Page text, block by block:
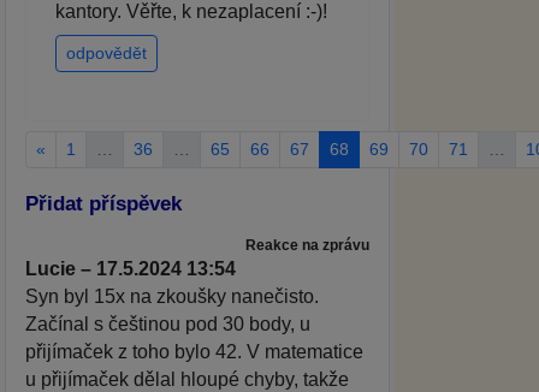
kantory. Věřte, k nezaplacení :-)!
odpovědět
« 1 36 65 66 67 68 69 70 71
Přidat příspěvek
Reakce na zprávu
Lucie – 17.5.2024 13:54
Syn byl 15x na zkoušky nanečisto.
Začínal s češtinou pod 30 body, u
přijímaček z toho bylo 42. V matematice
u přijímaček dělal hloupé chyby, takže